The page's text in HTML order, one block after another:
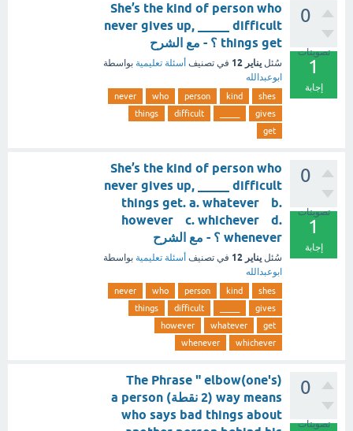
0
تصويتات
1
إجابة
She’s the kind of person who
never gives up, _____ difficult
things get ؟ - مع الشرح
سُئل يناير 12 في تصنيف أسئلة تعليمية بواسطة
ابوعبدالله
shes
kind
person
who
never
gives
difficult
things
get
0
تصويتات
1
إجابة
She’s the kind of person who
never gives up, _____ difficult
things get. a. whatever b.
however c. whichever d.
whenever ؟ - مع الشرح
سُئل يناير 12 في تصنيف أسئلة تعليمية بواسطة
ابوعبدالله
shes
kind
person
who
never
gives
difficult
things
get
whatever
however
whichever
whenever
0
تصويتات
The Phrase " elbow(one's)
way means (2 نقطة) a person
who says bad things about